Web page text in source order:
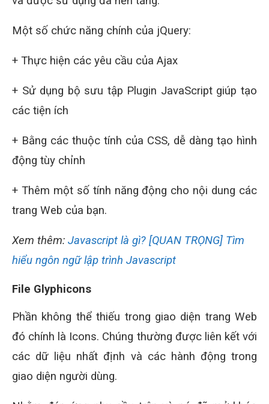
Một số chức năng chính của jQuery:
+ Thực hiện các yêu cầu của Ajax
+ Sử dụng bộ sưu tập Plugin JavaScript giúp tạo
các tiện ích
+ Bằng các thuộc tính của CSS, dễ dàng tạo hình
động tùy chỉnh
+ Thêm một số tính năng động cho nội dung các
trang Web của bạn.
Xem thêm: Javascript là gì? [QUAN TRỌNG] Tìm
hiểu ngôn ngữ lập trình Javascript
File Glyphicons
Phần không thể thiếu trong giao diện trang Web
đó chính là Icons. Chúng thường được liên kết với
các dữ liệu nhất định và các hành động trong
giao diện người dùng.